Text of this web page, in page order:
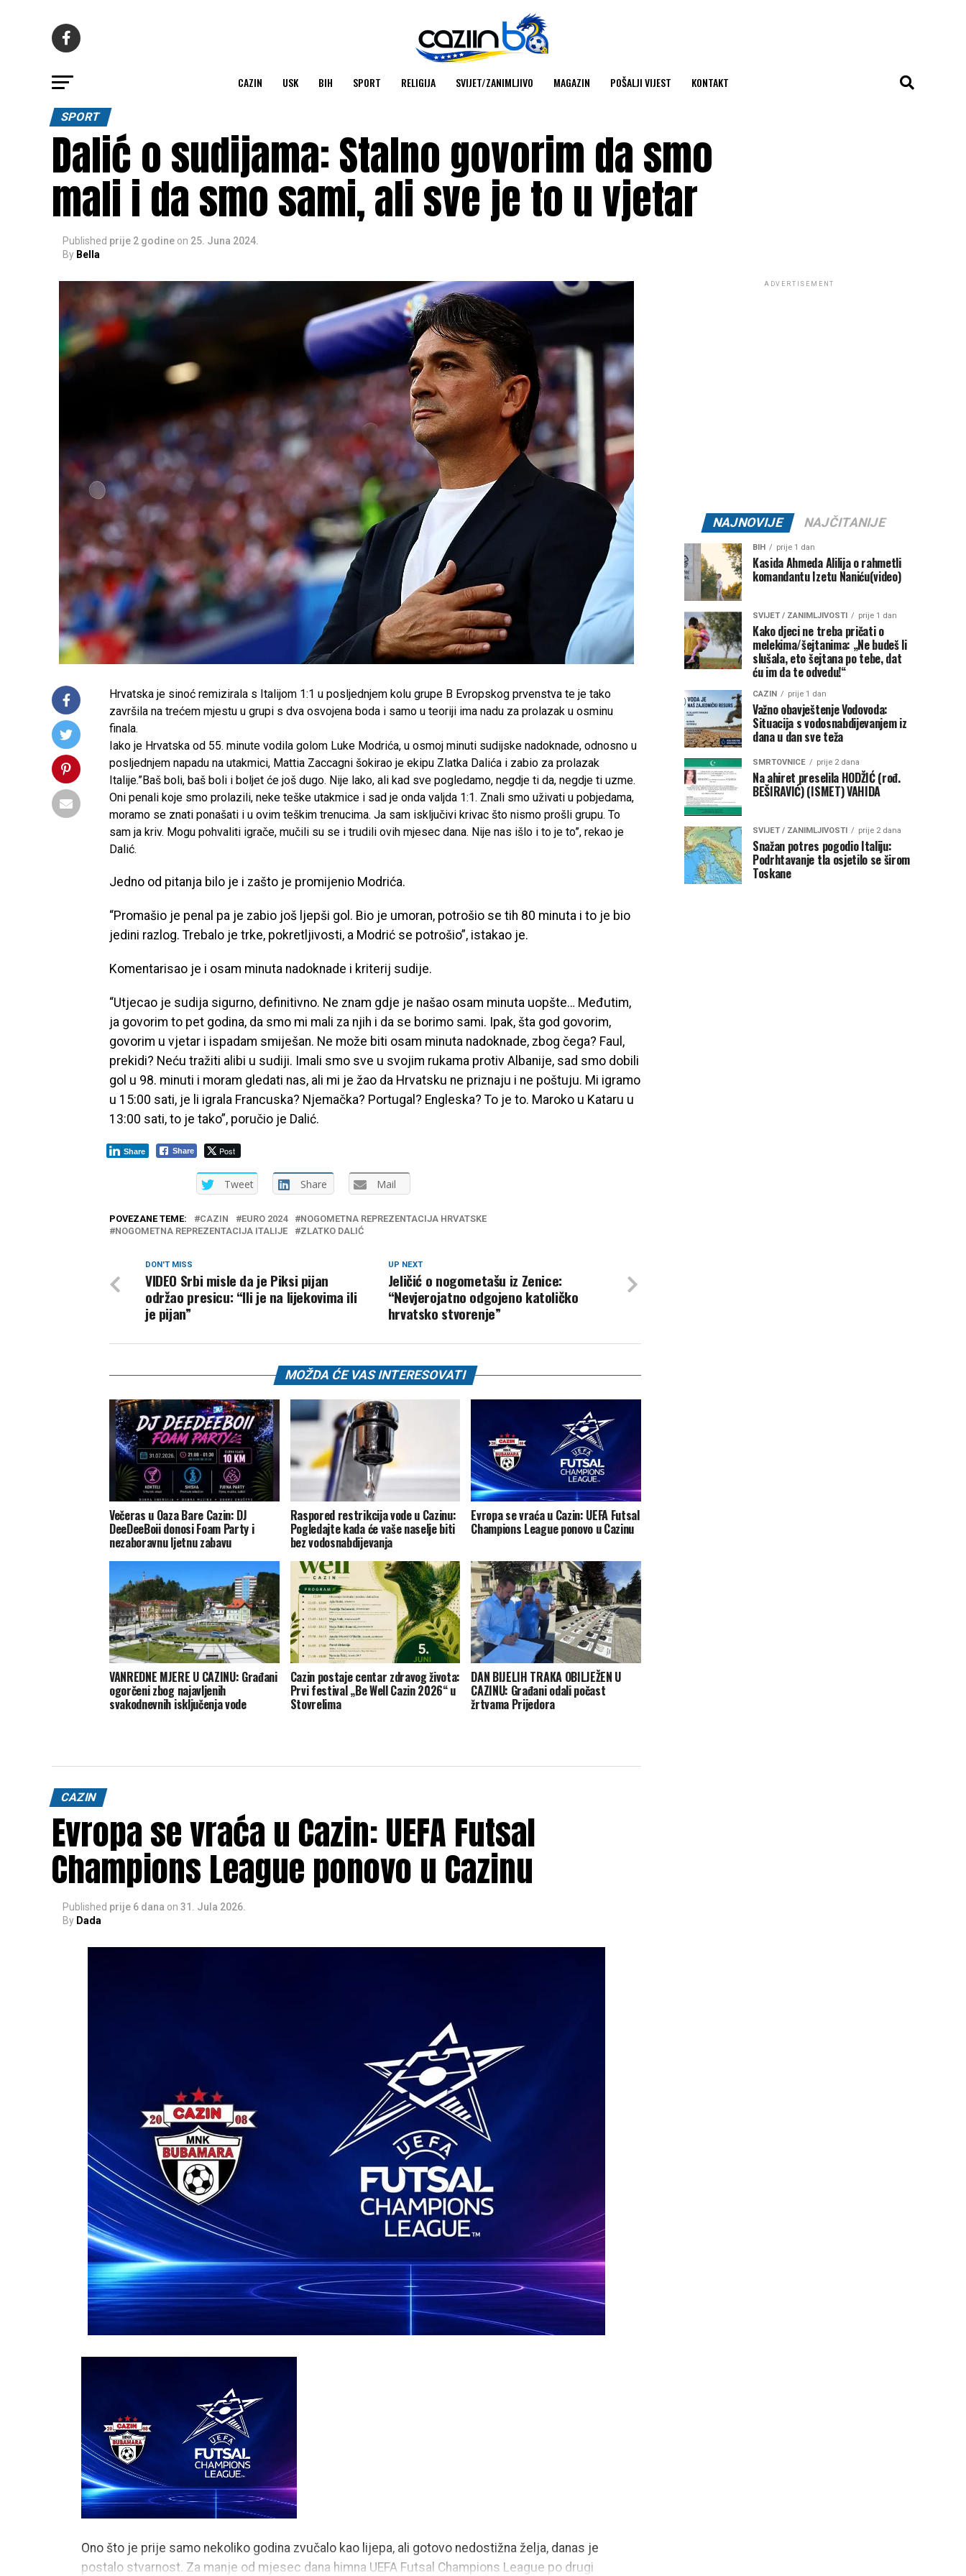
CAZIN USK BIH SPORT RELIGIJA SVIJET/ZANIMLJIVO MAGAZIN POŠALJI VIJEST KONTAKT
SPORT
Dalić o sudijama: Stalno govorim da smo
mali i da smo sami, ali sve je to u vjetar
Published prije 2 godine on 25. Juna 2024.
By Bella
Hrvatska je sinoć remizirala s Italijom 1:1 u posljednjem kolu grupe B Evropskog prvenstva te je tako
završila na trećem mjestu u grupi s dva osvojena boda i samo u teoriji ima nadu za prolazak u osminu
finala.
Iako je Hrvatska od 55. minute vodila golom Luke Modrića, u osmoj minuti sudijske nadoknade, odnosno u
posljednjem napadu na utakmici, Mattia Zaccagni šokirao je ekipu Zlatka Dalića i zabio za prolazak
Italije.”Baš boli, baš boli i boljet će još dugo. Nije lako, ali kad sve pogledamo, negdje ti da, negdje ti uzme.
Oni penali koje smo prolazili, neke teške utakmice i sad je onda valjda 1:1. Znali smo uživati u pobjedama,
moramo se znati ponašati i u ovim teškim trenucima. Ja sam isključivi krivac što nismo prošli grupu. To
sam ja kriv. Mogu pohvaliti igrače, mučili su se i trudili ovih mjesec dana. Nije nas išlo i to je to”, rekao je
Dalić.
Jedno od pitanja bilo je i zašto je promijenio Modrića.
“Promašio je penal pa je zabio još ljepši gol. Bio je umoran, potrošio se tih 80 minuta i to je bio
jedini razlog. Trebalo je trke, pokretljivosti, a Modrić se potrošio”, istakao je.
Komentarisao je i osam minuta nadoknade i kriterij sudije.
“Utjecao je sudija sigurno, definitivno. Ne znam gdje je našao osam minuta uopšte… Međutim,
ja govorim to pet godina, da smo mi mali za njih i da se borimo sami. Ipak, šta god govorim,
govorim u vjetar i ispadam smiješan. Ne može biti osam minuta nadoknade, zbog čega? Faul,
prekidi? Neću tražiti alibi u sudiji. Imali smo sve u svojim rukama protiv Albanije, sad smo dobili
gol u 98. minuti i moram gledati nas, ali mi je žao da Hrvatsku ne priznaju i ne poštuju. Mi igramo
u 15:00 sati, je li igrala Francuska? Njemačka? Portugal? Engleska? To je to. Maroko u Kataru u
13:00 sati, to je tako”, poručio je Dalić.
Share Post
Share
Tweet Share Mail
POVEZANE TEME: CAZIN EURO 2024
NOGOMETNA REPREZENTACIJA HRVATSKE
NOGOMETNA REPREZENTACIJA ITALIJE
ZLATKO DALIĆ
UP NEXT
Jeličić o nogometašu iz Zenice:
“Nevjerojatno odgojeno katoličko
hrvatsko stvorenje”
DON'T MISS
VIDEO Srbi misle da je Piksi pijan
održao presicu: “Ili je na lijekovima ili
je pijan”
MOŽDA ĆE VAS INTERESOVATI
Večeras u Oaza Bare Cazin: DJ
DeeDeeBoii donosi Foam Party i
nezaboravnu ljetnu zabavu
Raspored restrikcija vode u Cazinu:
Pogledajte kada će vaše naselje biti
bez vodosnabdijevanja
Evropa se vraća u Cazin: UEFA Futsal
Champions League ponovo u Cazinu
VANREDNE MJERE U CAZINU: Građani
ogorčeni zbog najavljenih
svakodnevnih isključenja vode
Cazin postaje centar zdravog života:
Prvi festival „Be Well Cazin 2026“ u
Stovrelima
DAN BIJELIH TRAKA OBILJEŽEN U
CAZINU: Građani odali počast
žrtvama Prijedora
CAZIN
Evropa se vraća u Cazin: UEFA Futsal
Champions League ponovo u Cazinu
Published prije 6 dana on 31. Jula 2026.
By Dada
Ono što je prije samo nekoliko godina zvučalo kao lijepa, ali gotovo nedostižna želja, danas je
postalo stvarnost. Za manje od mjesec dana himna UEFA Futsal Champions League po drugi
ADVERTISEMENT
NAJNOVIJE NAJČITANIJE
BIH prije 1 dan
Kasida Ahmeda Alilija o rahmetli
komandantu Izetu Naniću(video)
SVIJET / ZANIMLJIVOSTI prije 1 dan
Kako djeci ne treba pričati o
melekima/šejtanima: „Ne budeš li
slušala, eto šejtana po tebe, dat
ću im da te odvedu!“
CAZIN prije 1 dan
Važno obavještenje Vodovoda:
Situacija s vodosnabdijevanjem iz
dana u dan sve teža
SMRTOVNICE prije 2 dana
Na ahiret preselila HODŽIĆ (rođ.
BEŠIRAVIĆ) (ISMET) VAHIDA
SVIJET / ZANIMLJIVOSTI prije 2 dana
Snažan potres pogodio Italiju:
Podrhtavanje tla osjetilo se širom
Toskane